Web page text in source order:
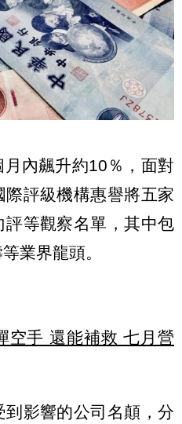
內飆升約10％，面對
評級機構惠譽將五家
評等觀察名單，其中包
業界龍頭。
手 還能補救 七月營
影響的公司名顛，分